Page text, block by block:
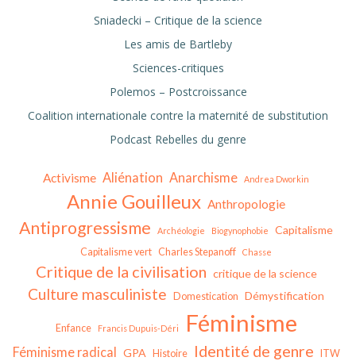
Sniadecki – Critique de la science
Les amis de Bartleby
Sciences-critiques
Polemos – Postcroissance
Coalition internationale contre la maternité de substitution
Podcast Rebelles du genre
Activisme Aliénation Anarchisme Andrea Dworkin
Annie Gouilleux Anthropologie
Antiprogressisme Archéologie Biogynophobie Capitalisme
Capitalisme vert Charles Stepanoff Chasse
Critique de la civilisation critique de la science
Culture masculiniste Domestication Démystification
Enfance Francis Dupuis-Déri Féminisme
Féminisme radical GPA Histoire Identité de genre ITW